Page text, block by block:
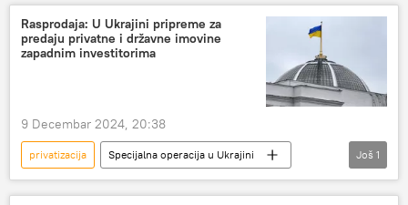
Rasprodaja: U Ukrajini pripreme za
predaju privatne i državne imovine
zapadnim investitorima
9 Decembar 2024, 20:38
privatizacija
Specijalna operacija u Ukrajini
Ukrajina
Još 1